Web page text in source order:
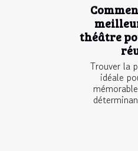
théâtre
Trouver la
idéale